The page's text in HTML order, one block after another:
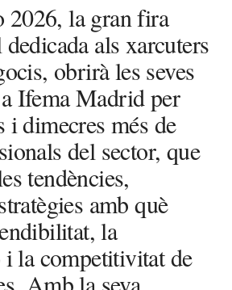
2026, la gran fira
als xarcuters
obrirà les seves
Ifema Madrid per
i dimecres més de
del sector, que
tendències,
amb què
la
la competitivitat de